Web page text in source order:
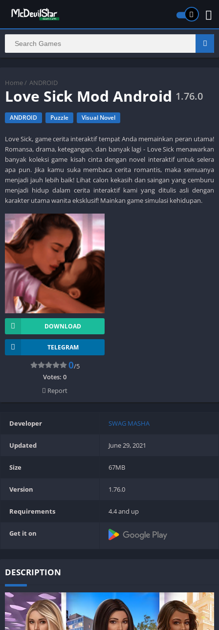
Home / ANDROID
Love Sick Mod Android 1.76.0
ANDROID Puzzle Visual Novel
Love Sick, game cerita interaktif tempat Anda memainkan peran utama!
Romansa, drama, ketegangan, dan banyak lagi - Love Sick menawarkan
banyak koleksi game kisah cinta dengan novel interaktif untuk selera
apa pun. Jika kamu suka membaca cerita romantis, maka semuanya
menjadi jauh lebih baik! Lihat calon kekasih dan saingan yang cemburu
menjadi hidup dalam cerita interaktif kami yang ditulis asli dengan
karakter utama wanita eksklusif! Mainkan game simulasi kehidupan.
DOWNLOAD
TELEGRAM
0/5
Votes: 0
Report
Developer SWAG MASHA
Updated June 29, 2021
Size 67MB
Version 1.76.0
Requirements 4.4 and up
Get it on
DESCRIPTION